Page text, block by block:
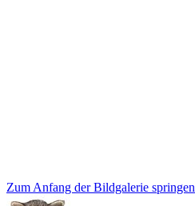
Zum Anfang der Bildgalerie springen